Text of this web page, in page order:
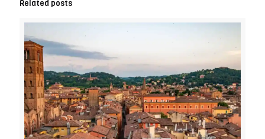
Related posts